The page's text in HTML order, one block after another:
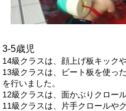
3-5歳児
14級クラスは、顔上げ板キック
13級クラスは、ビート板を使っ
を行いました。
12級クラスは、面かぶりクロー
11級クラスは、片手クロールや